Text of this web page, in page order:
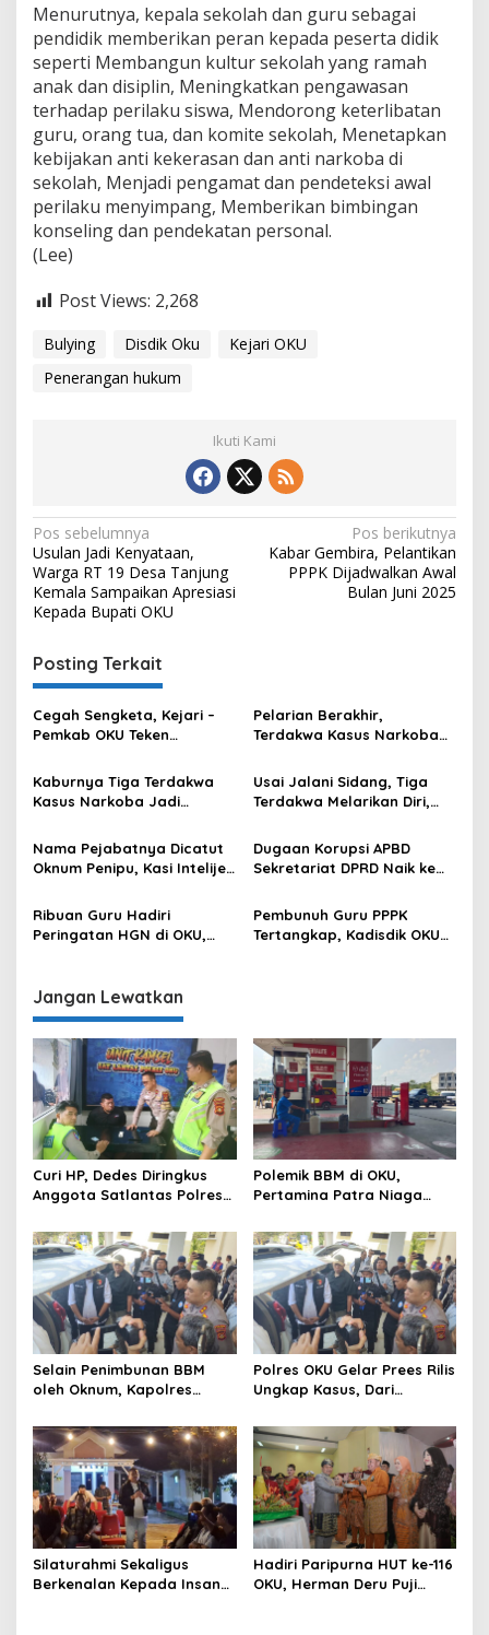
Menurutnya, kepala sekolah dan guru sebagai
pendidik memberikan peran kepada peserta didik
seperti Membangun kultur sekolah yang ramah
anak dan disiplin, Meningkatkan pengawasan
terhadap perilaku siswa, Mendorong keterlibatan
guru, orang tua, dan komite sekolah, Menetapkan
kebijakan anti kekerasan dan anti narkoba di
sekolah, Menjadi pengamat dan pendeteksi awal
perilaku menyimpang, Memberikan bimbingan
konseling dan pendekatan personal.
(Lee)
Post Views: 2,268
Bulying Disdik Oku
Kejari OKU
Penerangan hukum
Ikuti Kami
Navigasi
pos
Pos sebelumnya
Usulan Jadi Kenyataan,
Warga RT 19 Desa Tanjung
Kemala Sampaikan Apresiasi
Kepada Bupati OKU
Pos berikutnya
Kabar Gembira, Pelantikan
PPPK Dijadwalkan Awal
Bulan Juni 2025
Posting Terkait
Cegah Sengketa, Kejari –
Pemkab OKU Teken
Sertifikat Tanah Wakaf
Pelarian Berakhir,
Terdakwa Kasus Narkoba
Tangkap di Ogan Ilir
Kaburnya Tiga Terdakwa
Kasus Narkoba Jadi
Pengawalan Sudah Sesuai
SOP???
Usai Jalani Sidang, Tiga
Terdakwa Melarikan Diri,
Dari Mobil Tahanan
Nama Pejabatnya Dicatut
Oknum Penipu, Kasi Intelijen
Dugaan Korupsi APBD
Sekretariat DPRD Naik ke
Akan Ambil Beberapa
Langkah, ini Penjelasannya
Ribuan Guru Hadiri
Peringatan HGN di OKU,
Pendidikan Bisa
Tersampaikan dengan Baik
Pembunuh Guru PPPK
Tertangkap, Kadisdik OKU
Jangan Lewatkan
Curi HP, Dedes Diringkus
Anggota Satlantas Polres
Polemik BBM di OKU,
Pertamina Patra Niaga
Optimalkan Penyaluran
BBM Subsidi dan Perkuat
Pengawasan di Kabupaten
Ogan Komering Ulu
Selain Penimbunan BBM
oleh Oknum, Kapolres
Kurang, Pertamina Patra
Niaga Bungkam
Polres OKU Gelar Prees Rilis
Ungkap Kasus, Dari
BBM Hingga Kasus Korupsi
Silaturahmi Sekaligus
Berkenalan Kepada Insan
Hadiri Paripurna HUT ke-116
OKU, Herman Deru Puji